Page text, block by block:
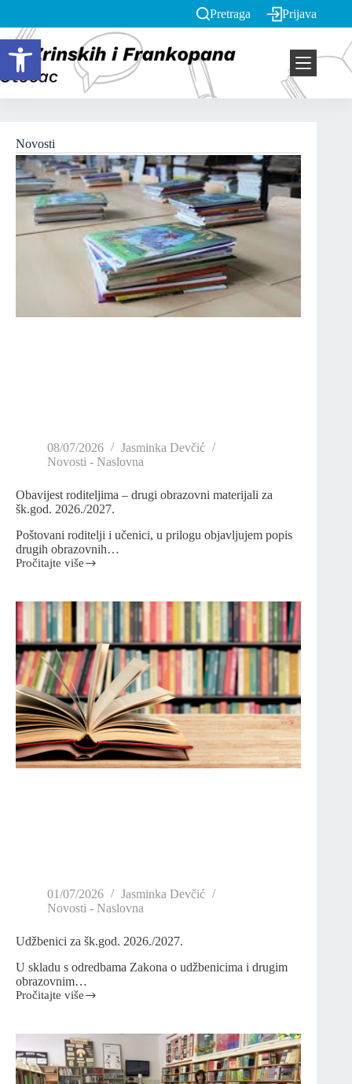
Open toolbar
Pretraga Prijava
Novosti
08/07/2026
Jasminka Devčić
Novosti - Naslovna
Obavijest roditeljima – drugi obrazovni materijali za
šk.god. 2026./2027.
Poštovani roditelji i učenici, u prilogu objavljujem popis
drugih obrazovnih…
Pročitajte više
01/07/2026
Jasminka Devčić
Novosti - Naslovna
Udžbenici za šk.god. 2026./2027.
U skladu s odredbama Zakona o udžbenicima i drugim
obrazovnim…
Pročitajte više